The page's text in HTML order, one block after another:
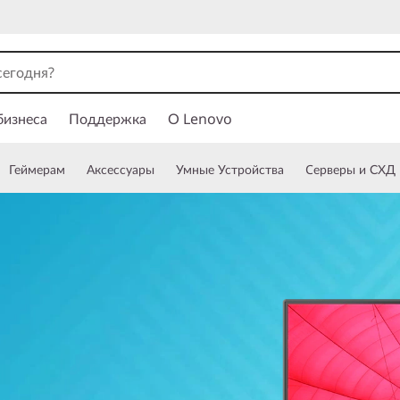
Поддержка О Lenovo
Геймерам Аксессуары Умные Устройства Cерверы и СХД